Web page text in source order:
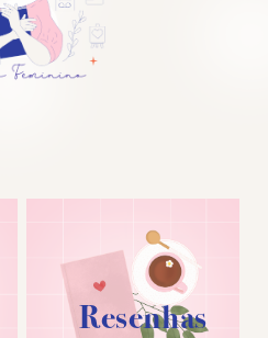
Resenhas